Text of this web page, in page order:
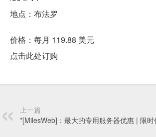
地点：布法罗
价格：每月 119.88 美元
点击此处订购
上一篇
*[MilesWeb]：最大的专用服务器优惠 | 限时